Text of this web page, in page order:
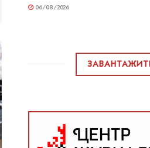
06/08/2026